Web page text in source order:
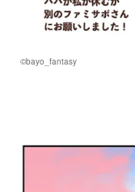
©bayo_fantasy